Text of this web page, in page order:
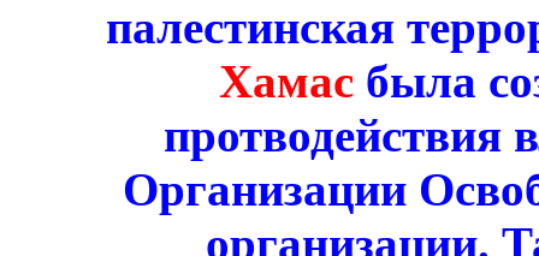
палестинская
Хамасбыла
протводействия
Организации
организации.